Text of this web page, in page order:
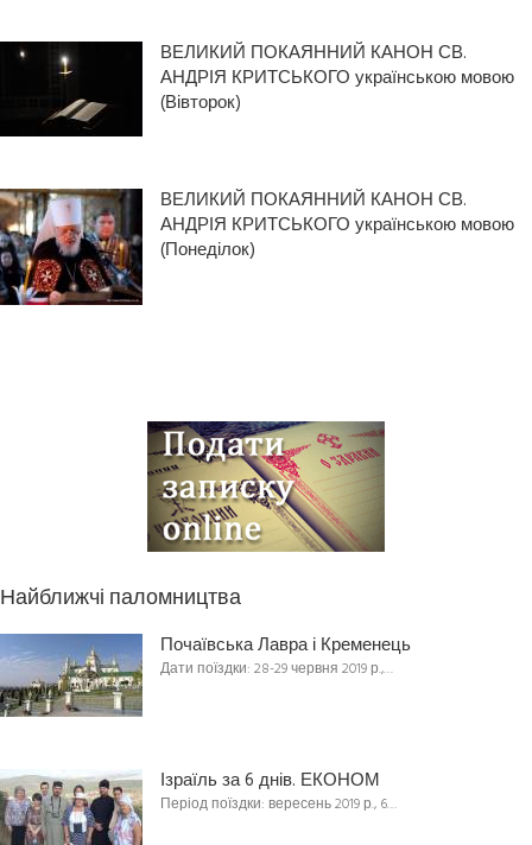
ВЕЛИКИЙ ПОКАЯННИЙ КАНОН СВ.
АНДРІЯ КРИТСЬКОГО українською мовою
(Вівторок)
ВЕЛИКИЙ ПОКАЯННИЙ КАНОН СВ.
АНДРІЯ КРИТСЬКОГО українською мовою
(Понеділок)
Найближчі паломництва
Почаївська Лавра і Кременець
Дати поїздки: 28-29 червня 2019 р.,…
Ізраїль за 6 днів. ЕКОНОМ
Період поїздки: вересень 2019 р., 6…